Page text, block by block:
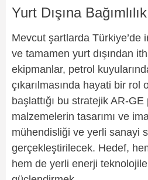
Yurt Dışına
Mevcut şartlarda Türkiye’de
ve tamamen yurt dışından
ekipmanlar, petrol
çıkarılmasında hayati bir rol
başlattığı bu stratejik AR-
malzemelerin tasarımı ve
mühendisliği ve yerli sanayi
gerçekleştirilecek. Hedef,
hem de yerli enerji